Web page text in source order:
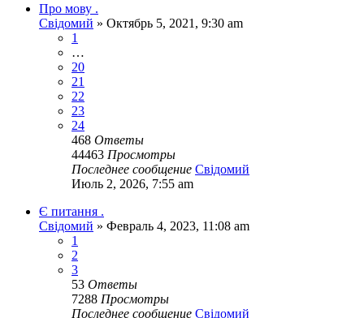
Про мову .
Свідомий » Октябрь 5, 2021, 9:30 am
1
…
20
21
22
23
24
468 Ответы
44463 Просмотры
Последнее сообщение Свідомий
Июль 2, 2026, 7:55 am
Є питання .
Свідомий » Февраль 4, 2023, 11:08 am
1
2
3
53 Ответы
7288 Просмотры
Последнее сообщение Свідомий